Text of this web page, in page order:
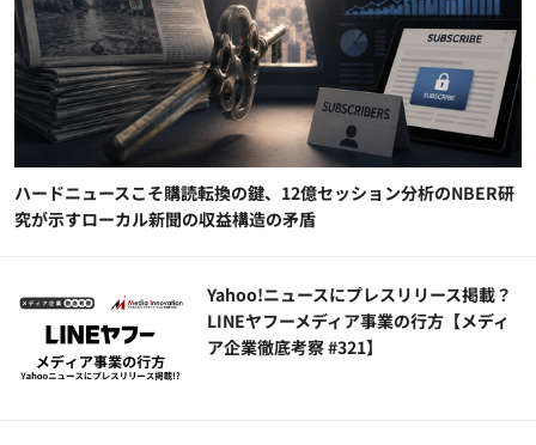
ハードニュースこそ購読転換の鍵、12億セッション分析のNBER研
究が示すローカル新聞の収益構造の矛盾
Yahoo!ニュースにプレスリリース掲載？
LINEヤフーメディア事業の行方【メディ
ア企業徹底考察 #321】